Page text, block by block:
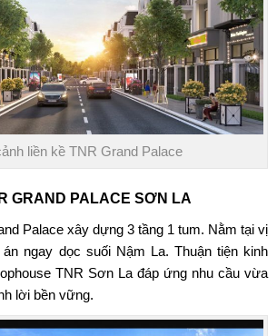
liền kề TNR Grand Palace
GRAND PALACE SƠN LA
Palace xây dựng 3 tầng 1 tum. Nằm tại vị
ngay dọc suối Nậm La. Thuận tiện kinh
TNR Sơn La đáp ứng nhu cầu vừa
lời bền vững.